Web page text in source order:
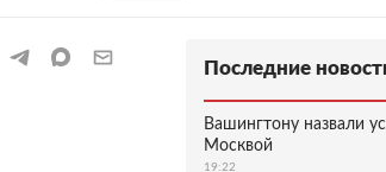
Последние
Вашингтону назвали
Москвой
19:22